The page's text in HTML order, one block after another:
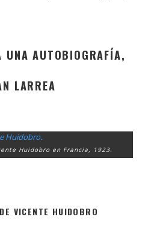
UNA AUTOBIOGRAFÍA,
LARREA
Huidobro en Francia, 1923.
VICENTE HUIDOBRO